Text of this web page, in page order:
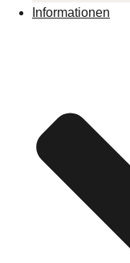
Informationen